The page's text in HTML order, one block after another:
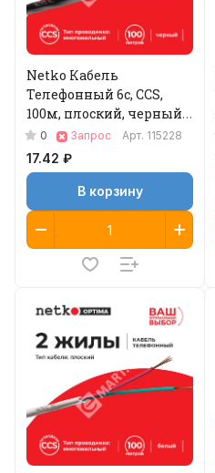
Netko Кабель
Телефонный 6с, CCS,
100м, плоский, черный
Optima
0 Запрос Арт. 115228
17.42 ₽
В корзину